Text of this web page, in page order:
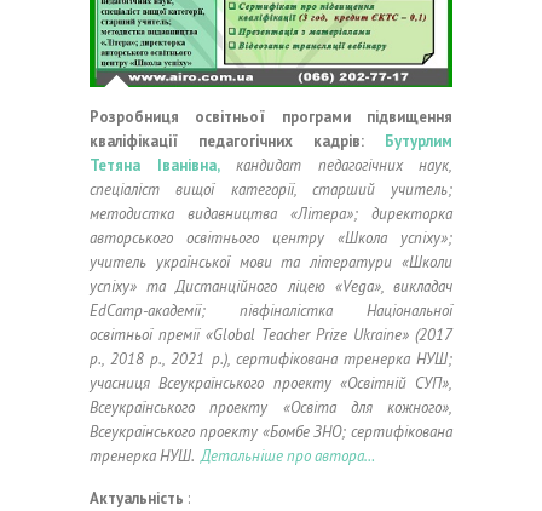
Розробниця освітньої програми підвищення
кваліфікації педагогічних кадрів: Бутурлим
Тетяна Іванівна,
кандидат педагогічних наук,
спеціаліст вищої категорії, старший учитель;
методистка видавництва «Літера»; директорка
авторського освітнього центру «Школа успіху»;
учитель української мови та літератури «Школи
успіху» та Дистанційного ліцею «Vega», викладач
EdCamp-академії; півфіналістка Національної
освітньої премії «Global Teacher Prize Ukraine» (2017
р., 2018 р., 2021 р.), сертифікована тренерка НУШ;
учасниця Всеукраїнського проекту «Освітній СУП»,
Всеукраїнського проекту «Освіта для кожного»,
Всеукраїнського проекту «Бомбе ЗНО; сертифікована
тренерка НУШ.Детальніше про автора…
Актуальність :